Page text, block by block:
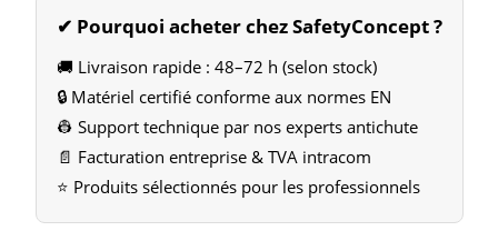
✔ Pourquoi acheter chez SafetyConcept ?
🚚 Livraison rapide : 48–72 h (selon stock)
🔒 Matériel certifié conforme aux normes EN
👷 Support technique par nos experts antichute
📄 Facturation entreprise & TVA intracom
⭐ Produits sélectionnés pour les professionnels